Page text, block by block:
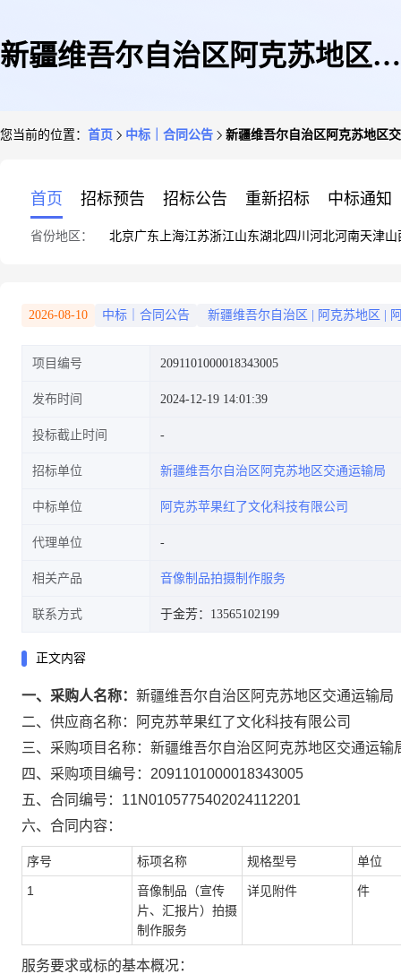
新疆维吾尔自治区阿克苏地区交
您当前的位置： 首页 中标｜合同公告 新疆维吾尔自治区阿克苏地区
首页 招标预告 招标公告 重新招标 中标通知
省份地区： 北京广东 上海江苏浙江山东湖北四川 河北河南天津山
2026-08-10 中标｜合同公告 新疆维吾尔自治区 阿克苏地区
项目编号 2091101000018343005
发布时间 2024-12-19 14:01:39
投标截止时间
招标单位 新疆维吾尔自治区阿克苏地区交通运输局
中标单位 阿克苏苹果红了文化科技有限公司
代理单位
相关产品 音像制品拍摄制作服务
联系方式 于金芳：13565102199
正文内容
一、采购人名称： 新疆维吾尔自治区阿克苏地区交通运输局
二、供应商名称：
阿克苏苹果红了文化科技有限公司
三、采购项目名称： 新疆维吾尔自治区阿克苏地区交通运输
四、采购项目编号： 2091101000018343005
五、合同编号： 11N0105775402024112201
六、合同内容：
序号 标项名称 规格型号 单位
1
音像制品（宣传
片、汇报片）拍摄
制作服务
详见附件 件
服务要求或标的基本概况：